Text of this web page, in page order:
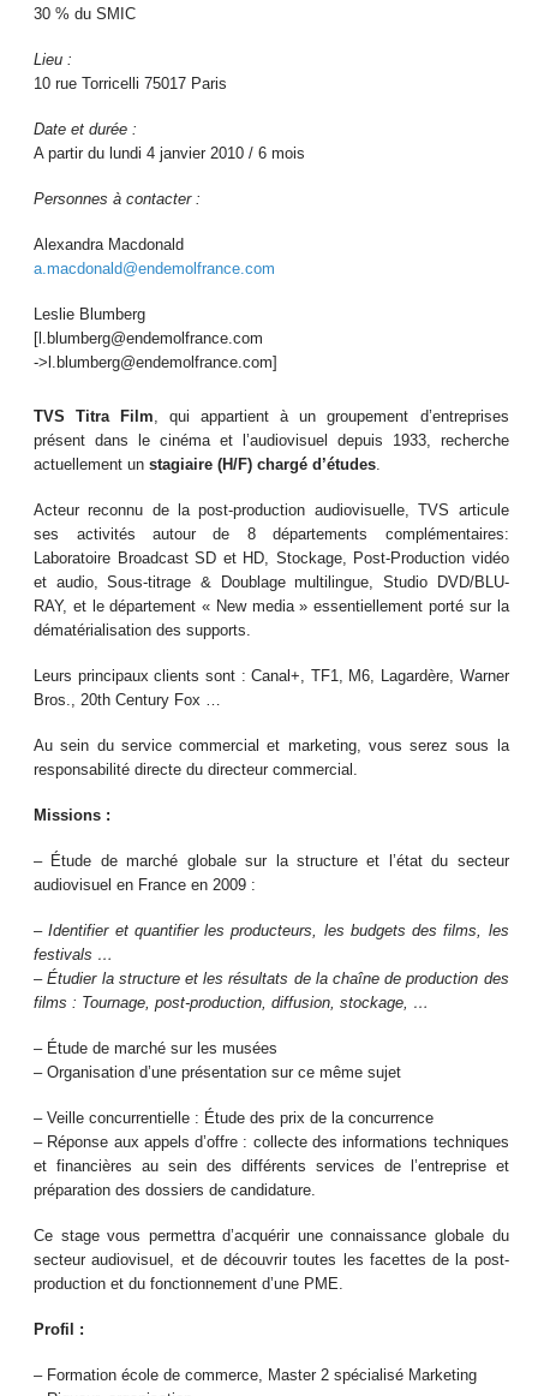
30 % du SMIC
Lieu :
10 rue Torricelli 75017 Paris
Date et durée :
A partir du lundi 4 janvier 2010 / 6 mois
Personnes à contacter :
Alexandra Macdonald
a.macdonald@endemolfrance.com
Leslie Blumberg
[l.blumberg@endemolfrance.com
->l.blumberg@endemolfrance.com]
TVS Titra Film, qui appartient à un groupement d’entreprises
présent dans le cinéma et l’audiovisuel depuis 1933, recherche
actuellement unstagiaire (H/F) chargé d’études.
Acteur reconnu de la post-production audiovisuelle, TVS articule
ses activités autour de 8 départements complémentaires:
Laboratoire Broadcast SD et HD, Stockage, Post-Production vidéo
et audio, Sous-titrage & Doublage multilingue, Studio DVD/BLU-
RAY, et le département « New media » essentiellement porté sur la
dématérialisation des supports.
Leurs principaux clients sont : Canal+, TF1, M6, Lagardère, Warner
Bros., 20th Century Fox …
Au sein du service commercial et marketing, vous serez sous la
responsabilité directe du directeur commercial.
Missions :
– Étude de marché globale sur la structure et l’état du secteur
audiovisuel en France en 2009 :
–Identifier et quantifier les producteurs, les budgets des films, les
festivals …
–Étudier la structure et les résultats de la chaîne de production des
films : Tournage, post-production, diffusion, stockage, …
– Étude de marché sur les musées
– Organisation d’une présentation sur ce même sujet
– Veille concurrentielle : Étude des prix de la concurrence
– Réponse aux appels d’offre : collecte des informations techniques
et financières au sein des différents services de l’entreprise et
préparation des dossiers de candidature.
Ce stage vous permettra d’acquérir une connaissance globale du
secteur audiovisuel, et de découvrir toutes les facettes de la post-
production et du fonctionnement d’une PME.
Profil :
– Formation école de commerce, Master 2 spécialisé Marketing